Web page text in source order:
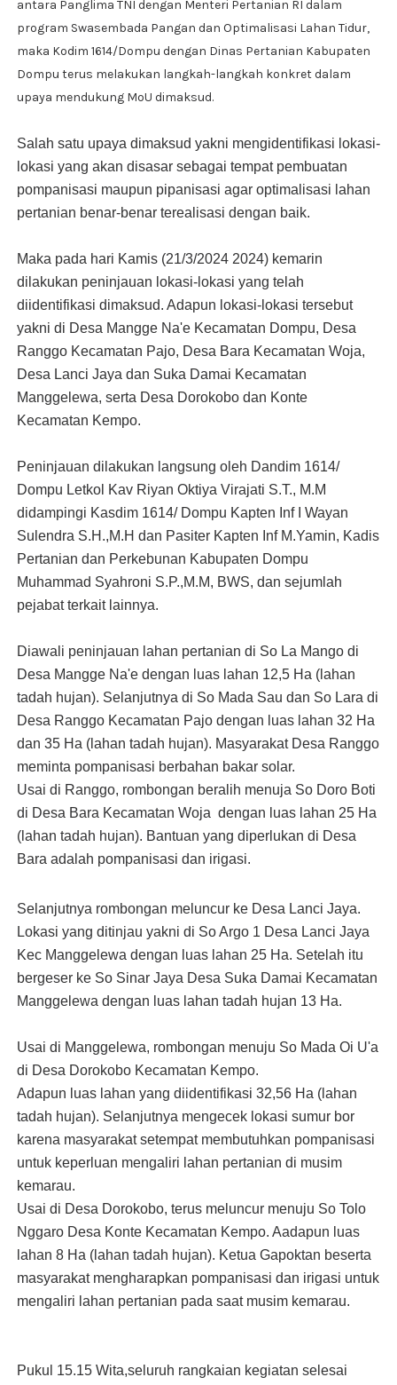
antara Panglima TNI dengan Menteri Pertanian RI dalam
program Swasembada Pangan dan Optimalisasi Lahan Tidur,
maka Kodim 1614/Dompu dengan Dinas Pertanian Kabupaten
Dompu terus melakukan langkah-langkah konkret dalam
upaya mendukung MoU dimaksud.
Salah satu upaya dimaksud yakni mengidentifikasi lokasi-
lokasi yang akan disasar sebagai tempat pembuatan
pompanisasi maupun pipanisasi agar optimalisasi lahan
pertanian benar-benar terealisasi dengan baik.
Maka pada hari Kamis (21/3/2024 2024) kemarin
dilakukan peninjauan lokasi-lokasi yang telah
diidentifikasi dimaksud. Adapun lokasi-lokasi tersebut
yakni di Desa Mangge Na'e Kecamatan Dompu, Desa
Ranggo Kecamatan Pajo, Desa Bara Kecamatan Woja,
Desa Lanci Jaya dan Suka Damai Kecamatan
Manggelewa, serta Desa Dorokobo dan Konte
Kecamatan Kempo.
Peninjauan dilakukan langsung oleh Dandim 1614/
Dompu Letkol Kav Riyan Oktiya Virajati S.T., M.M
didampingi Kasdim 1614/ Dompu Kapten Inf I Wayan
Sulendra S.H.,M.H dan Pasiter Kapten Inf M.Yamin, Kadis
Pertanian dan Perkebunan Kabupaten Dompu
Muhammad Syahroni S.P.,M.M, BWS, dan sejumlah
pejabat terkait lainnya.
Diawali peninjauan lahan pertanian di So La Mango di
Desa Mangge Na'e dengan luas lahan 12,5 Ha (lahan
tadah hujan). Selanjutnya di So Mada Sau dan So Lara di
Desa Ranggo Kecamatan Pajo dengan luas lahan 32 Ha
dan 35 Ha (lahan tadah hujan). Masyarakat Desa Ranggo
meminta pompanisasi berbahan bakar solar.
Usai di Ranggo, rombongan beralih menuja So Doro Boti
di Desa Bara Kecamatan Woja dengan luas lahan 25 Ha
(lahan tadah hujan). Bantuan yang diperlukan di Desa
Bara adalah pompanisasi dan irigasi.
Selanjutnya rombongan meluncur ke Desa Lanci Jaya.
Lokasi yang ditinjau yakni di So Argo 1 Desa Lanci Jaya
Kec Manggelewa dengan luas lahan 25 Ha. Setelah itu
bergeser ke So Sinar Jaya Desa Suka Damai Kecamatan
Manggelewa dengan luas lahan tadah hujan 13 Ha.
Usai di Manggelewa, rombongan menuju So Mada Oi U'a
di Desa Dorokobo Kecamatan Kempo.
Adapun luas lahan yang diidentifikasi 32,56 Ha (lahan
tadah hujan). Selanjutnya mengecek lokasi sumur bor
karena masyarakat setempat membutuhkan pompanisasi
untuk keperluan mengaliri lahan pertanian di musim
kemarau.
Usai di Desa Dorokobo, terus meluncur menuju So Tolo
Nggaro Desa Konte Kecamatan Kempo. Aadapun luas
lahan 8 Ha (lahan tadah hujan). Ketua Gapoktan beserta
masyarakat mengharapkan pompanisasi dan irigasi untuk
mengaliri lahan pertanian pada saat musim kemarau.
Pukul 15.15 Wita,seluruh rangkaian kegiatan selesai